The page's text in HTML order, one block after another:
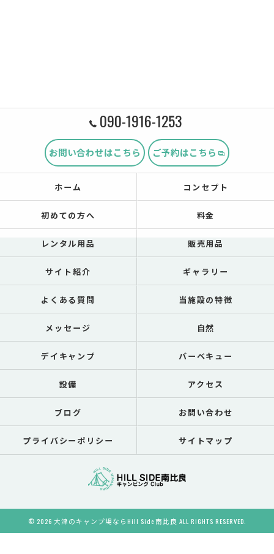
090-1916-1253
お問い合わせはこちら ご予約はこちら
ホーム コンセプト
初めての方へ 料金
レンタル用品 販売用品
サイト紹介 ギャラリー
よくある質問 当施設の特徴
メッセージ 自然
デイキャンプ バーベキュー
設備 アクセス
ブログ お問い合わせ
プライバシーポリシー サイトマップ
© 2026 大津のキャンプ場ならHill Side 南比良 ALL RIGHTS RESERVED.